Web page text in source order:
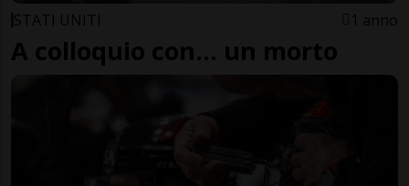
STATI UNITI 1 anno
A colloquio con... un morto